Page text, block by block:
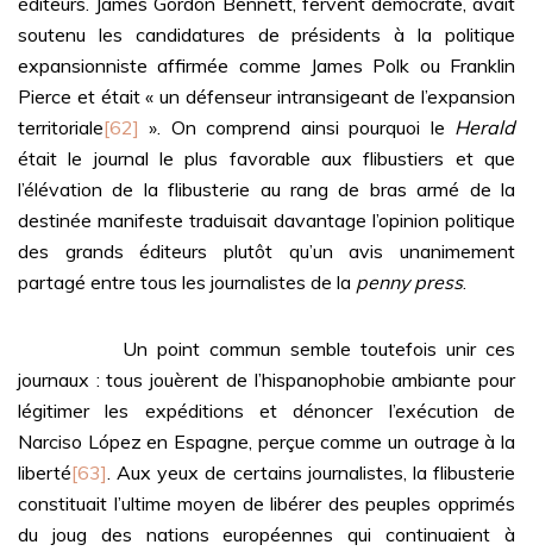
soutenu les candidatures de présidents à la politique
expansionniste affirmée comme James Polk ou Franklin
Pierce et était « un défenseur intransigeant de l’expansion
territoriale[62] ». On comprend ainsi pourquoi le Herald
était le journal le plus favorable aux flibustiers et que
l’élévation de la flibusterie au rang de bras armé de la
destinée manifeste traduisait davantage l’opinion politique
des grands éditeurs plutôt qu’un avis unanimement
partagé entre tous les journalistes de la penny press.
Un point commun semble toutefois unir ces
journaux : tous jouèrent de l’hispanophobie ambiante pour
légitimer les expéditions et dénoncer l’exécution de
Narciso López en Espagne, perçue comme un outrage à la
liberté[63]. Aux yeux de certains journalistes, la flibusterie
constituait l’ultime moyen de libérer des peuples opprimés
du joug des nations européennes qui continuaient à